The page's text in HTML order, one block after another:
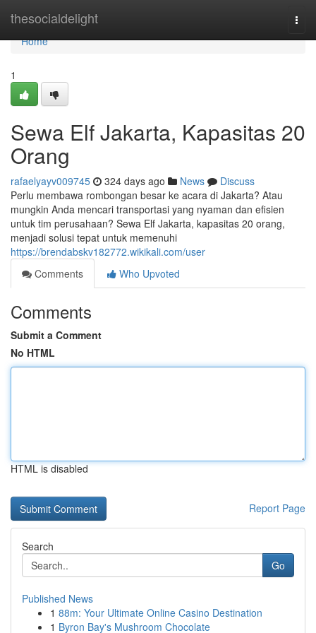
thesocialdelight
Home
Home
1
Sewa Elf Jakarta, Kapasitas 20
Orang
rafaelyayv009745 324 days ago News
Discuss
Perlu membawa rombongan besar ke acara di Jakarta? Atau
mungkin Anda mencari transportasi yang nyaman dan efisien
untuk tim perusahaan? Sewa Elf Jakarta, kapasitas 20 orang,
menjadi solusi tepat untuk memenuhi
https://brendabskv182772.wikikali.com/user
Comments
Who Upvoted
Comments
Submit a Comment
No HTML
HTML is disabled
Report Page
Search
Go
Published News
1 88m: Your Ultimate Online Casino Destination
1 Byron Bay's Mushroom Chocolate